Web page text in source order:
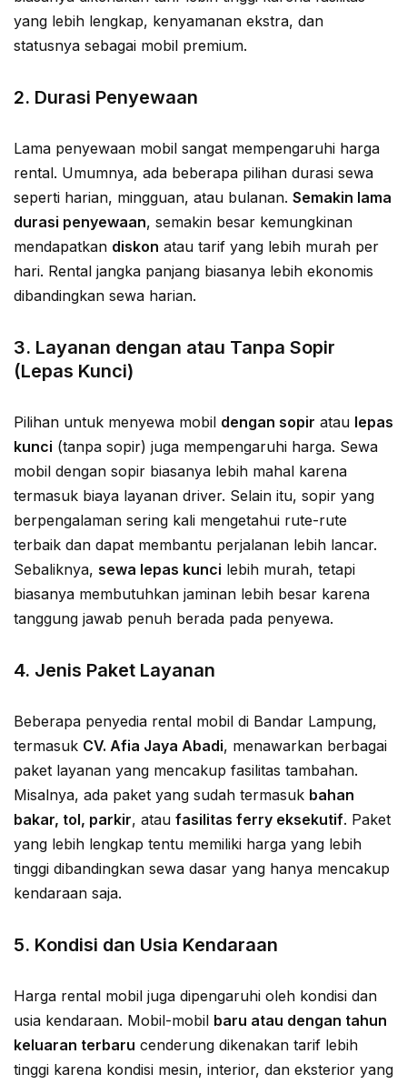
yang lebih lengkap, kenyamanan ekstra, dan
statusnya sebagai mobil premium.
2. Durasi Penyewaan
Lama penyewaan mobil sangat mempengaruhi harga
rental. Umumnya, ada beberapa pilihan durasi sewa
seperti harian, mingguan, atau bulanan. Semakin lama
durasi penyewaan, semakin besar kemungkinan
mendapatkan diskon atau tarif yang lebih murah per
hari. Rental jangka panjang biasanya lebih ekonomis
dibandingkan sewa harian.
3. Layanan dengan atau Tanpa Sopir
(Lepas Kunci)
Pilihan untuk menyewa mobil dengan sopir atau lepas
kunci (tanpa sopir) juga mempengaruhi harga. Sewa
mobil dengan sopir biasanya lebih mahal karena
termasuk biaya layanan driver. Selain itu, sopir yang
berpengalaman sering kali mengetahui rute-rute
terbaik dan dapat membantu perjalanan lebih lancar.
Sebaliknya, sewa lepas kunci lebih murah, tetapi
biasanya membutuhkan jaminan lebih besar karena
tanggung jawab penuh berada pada penyewa.
4. Jenis Paket Layanan
Beberapa penyedia rental mobil di Bandar Lampung,
termasuk CV. Afia Jaya Abadi, menawarkan berbagai
paket layanan yang mencakup fasilitas tambahan.
Misalnya, ada paket yang sudah termasuk bahan
bakar, tol, parkir, atau fasilitas ferry eksekutif. Paket
yang lebih lengkap tentu memiliki harga yang lebih
tinggi dibandingkan sewa dasar yang hanya mencakup
kendaraan saja.
5. Kondisi dan Usia Kendaraan
Harga rental mobil juga dipengaruhi oleh kondisi dan
usia kendaraan. Mobil-mobil baru atau dengan tahun
keluaran terbaru cenderung dikenakan tarif lebih
tinggi karena kondisi mesin, interior, dan eksterior yang